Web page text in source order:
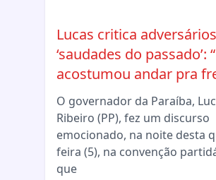
Lucas critica
‘saudades do passado’:
acostumou andar pra
O governador da Paraíba,
Ribeiro (PP), fez um discurso
emocionado, na noite desta
feira (5), na convenção
que